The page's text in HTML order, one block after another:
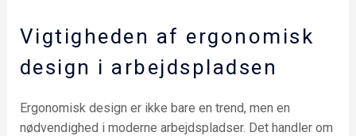
Vigtigheden af ergonomisk
design i arbejdspladsen
Ergonomisk design er ikke bare en trend, men en
nødvendighed i moderne arbejdspladser. Det handler om